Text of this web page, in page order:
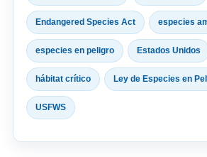
Endangered Species Act especies
especies en peligro Estados Unidos
hábitat crítico Ley de Especies en
USFWS